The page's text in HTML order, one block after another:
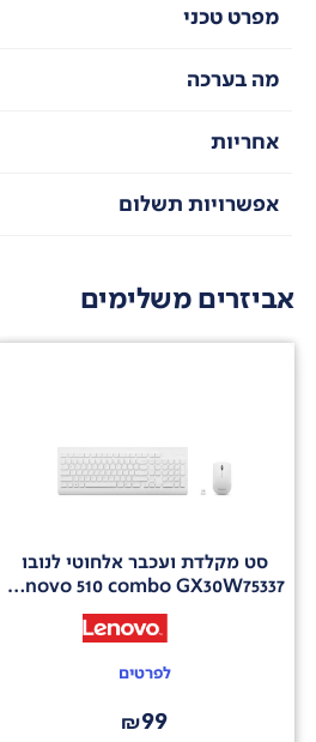
מפרט טכני
מה בערכה
אחריות
אפשרויות תשלום
אביזרים משלימים
סט מקלדת ועכבר אלחוטי לנובו
Lenovo 510 combo GX30W75337
לפרטים
99
₪